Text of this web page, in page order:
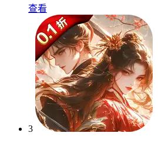
查看
3